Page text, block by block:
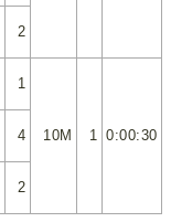
2
1
10M 1 0:00:30
4
2